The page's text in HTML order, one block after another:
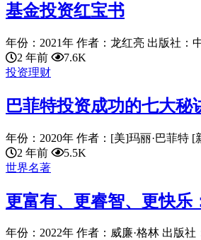
基金投资红宝书
年份：2021年 作者：龙红亮 出版社：
2 年前
7.6K
投资理财
巴菲特投资成功的七大秘
年份：2020年 作者：[美]玛丽·巴菲特
2 年前
5.5K
世界名著
更富有、更睿智、更快乐
年份：2022年 作者：威廉·格林 出版社